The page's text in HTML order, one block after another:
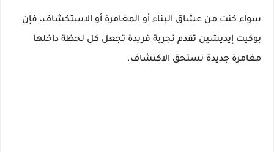
سواء كنت من عشاق البناء أو المغامرة أو الاستكشاف، فإن
بوكيت إيديشين تقدم تجربة فريدة تجعل كل لحظة داخلها
مغامرة جديدة تستحق الاكتشاف.